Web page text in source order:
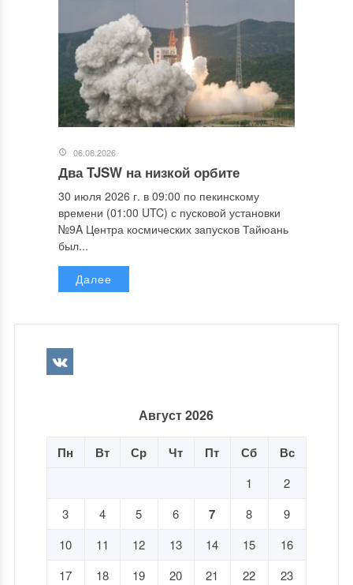
06.08.2026
Два TJSW на низкой орбите
30 июля 2026 г. в 09:00 по пекинскому
времени (01:00 UTC) с пусковой установки
№9A Центра космических запусков Тайюань
был...
Далее
Август 2026
Пн Вт Ср Чт Пт Сб Вс
1
2
3
4 5 6 7 8
9
10
11 12 13 14 15
16
17
18 19 20 21 22
23